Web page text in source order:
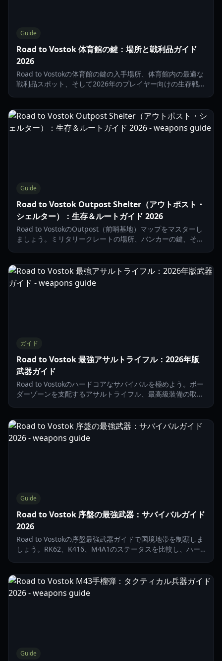
Guide
Road to Vostok 体育館の鍵：場所と戦利品ガイド
2026
Road to Vostokの体育館の鍵の入手場所、体育館内の最適な
戦利品スポット、そして2026年のプレイヤー向けの生存戦略
Guide
Road to Vostok Outpost Shelter（アウトポスト・
シェルター）：生存＆ルートガイド 2026
Road to VostokのOutpost（前哨基地）マップをマスターし
ましょう。ミリタリークレートの場所、バンカーの鍵、そし
ガイド
Road to Vostok 最強アサルトライフル：2026年版
武器ガイド
Road to Vostokのハードコアなサバイバルを極めよう。ボー
ダーゾーンを支配するアサルトライフル、最高級装備の取引
Guide
Road to Vostok 序盤の最強武器：サバイバルガイド
2026
Road to Vostokの序盤最強武器ガイドで国境地帯を制覇しま
しょう。RK62、K416、M4A1のステータスを比較し、ハー
Guide